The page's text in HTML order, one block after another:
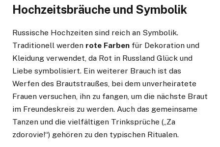
Hochzeitsbräuche und Symbolik
Russische Hochzeiten sind reich an Symbolik.
Traditionell werden rote Farben für Dekoration und
Kleidung verwendet, da Rot in Russland Glück und
Liebe symbolisiert. Ein weiterer Brauch ist das
Werfen des Brautstraußes, bei dem unverheiratete
Frauen versuchen, ihn zu fangen, um die nächste Braut
im Freundeskreis zu werden. Auch das gemeinsame
Tanzen und die vielfältigen Trinksprüche („Za
zdorovie!“) gehören zu den typischen Ritualen.